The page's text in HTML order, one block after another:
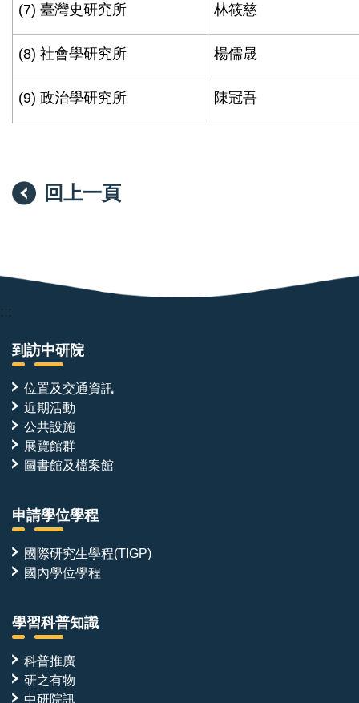
(7)臺灣史研究所 林筱慈
(8)社會學研究所 楊儒晟
(9)政治學研究所 陳冠吾
回上一頁
:::
到訪中研院
位置及交通資訊
近期活動
公共設施
展覽館群
圖書館及檔案館
申請學位學程
國際研究生學程(TIGP)
國內學位學程
學習科普知識
科普推廣
研之有物
中研院訊